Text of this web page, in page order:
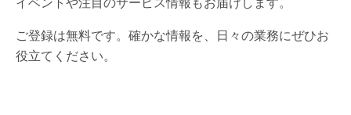
ご登録は無料です。確かな情報を、日々の業務にぜひお
役立てください。